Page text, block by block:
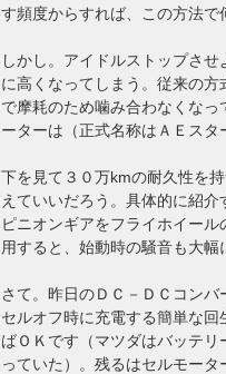
す頻度からすれば、この方法で
しかし。アイドルストップさ
に高くなってしまう。従来の
で摩耗のため噛み合わなくな
ーターは（正式名称はＡＥスタ
下を見て３０万kmの耐久性を
えていいだろう。具体的に紹
ピニオンギアをフライホイー
用すると、始動時の騒音も大幅
さて。昨日のＤＣ－ＤＣコン
セルオフ時に充電する簡単な
ばＯＫです（マツダはバッテ
っていた）。残るはセルモータ